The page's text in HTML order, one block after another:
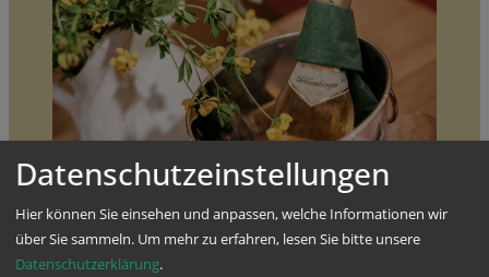
Datenschutzeinstellungen
Hier können Sie einsehen und anpassen, welche Informationen wir
über Sie sammeln. Um mehr zu erfahren, lesen Sie bitte unsere
Datenschutzerklärung.